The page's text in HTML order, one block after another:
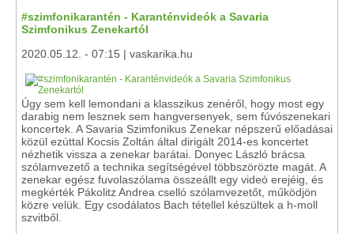
#szimfonikarantén - Karanténvideók a Savaria
Szimfonikus Zenekartól
2020.05.12. - 07:15 | vaskarika.hu
Úgy sem kell lemondani a klasszikus zenéről, hogy most egy
darabig nem lesznek sem hangversenyek, sem fúvószenekari
koncertek. A Savaria Szimfonikus Zenekar népszerű előadásai
közül ezúttal Kocsis Zoltán által dirigált 2014-es koncertet
nézhetik vissza a zenekar barátai. Donyec László brácsa
szólamvezető a technika segítségével többszörözte magát. A
zenekar egész fuvolaszólama összeállt egy videó erejéig, és
megkérték Pákolitz Andrea cselló szólamvezetőt, működjön
közre velük. Egy csodálatos Bach tétellel készültek a h-moll
szvitből.